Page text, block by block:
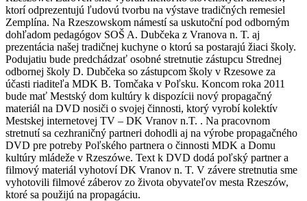
ktorí odprezentujú ľudovú tvorbu na výstave tradičných remesiel
Zemplína. Na Rzeszowskom námestí sa uskutoční pod odborným
dohľadom pedagógov SOŠ A. Dubčeka z Vranova n. T. aj
prezentácia našej tradičnej kuchyne o ktorú sa postarajú žiaci školy.
Podujatiu bude predchádzať osobné stretnutie zástupcu Strednej
odbornej školy D. Dubčeka so zástupcom školy v Rzesowe za
účasti riaditeľa MDK B. Tomčaka v Poľsku. Koncom roka 2011
bude mať Mestský dom kultúry k dispozícii nový propagačný
materiál na DVD nosiči o svojej činnosti, ktorý vyrobí kolektív
Mestskej internetovej TV – DK Vranov n.T. . Na pracovnom
stretnutí sa cezhraničný partneri dohodli aj na výrobe propagačného
DVD pre potreby Poľského partnera o činnosti MDK a Domu
kultúry mládeže v Rzeszówe. Text k DVD dodá poľský partner a
filmový materiál vyhotoví DK Vranov n. T. V závere stretnutia sme
vyhotovili filmové záberov zo života obyvateľov mesta Rzeszów,
ktoré sa použijú na propagáciu.